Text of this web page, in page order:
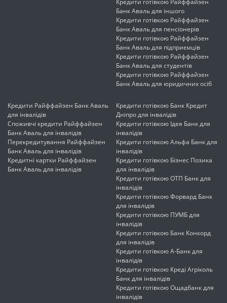
Кредити готівкою Райффайзен
Банк Аваль для іншого
Кредити готівкою Райффайзен
Банк Аваль для пенсіонерів
Кредити готівкою Райффайзен
Банк Аваль для підприємців
Кредити готівкою Райффайзен
Банк Аваль для студентів
Кредити готівкою Райффайзен
Банк Аваль для юридичних осіб
Кредити Райффайзен Банк Аваль
для інвалідів
Споживчі кредити Райффайзен
Банк Аваль для інвалідів
Перекредитування Райффайзен
Банк Аваль для інвалідів
Кредитні картки Райффайзен
Банк Аваль для інвалідів
Кредити готівкою Банк Кредит
Дніпро для інвалідів
Кредити готівкою Ідея Банк для
інвалідів
Кредити готівкою Альфа Банк для
інвалідів
Кредити готівкою Бізнес Позика
для інвалідів
Кредити готівкою ОТП Банк для
інвалідів
Кредити готівкою Форвард Банк
для інвалідів
Кредити готівкою ПУМБ для
інвалідів
Кредити готівкою Банк Конкорд
для інвалідів
Кредити готівкою А-Банк для
інвалідів
Кредити готівкою Креді Агріколь
Банк для інвалідів
Кредити готівкою Ощадбанк для
інвалідів